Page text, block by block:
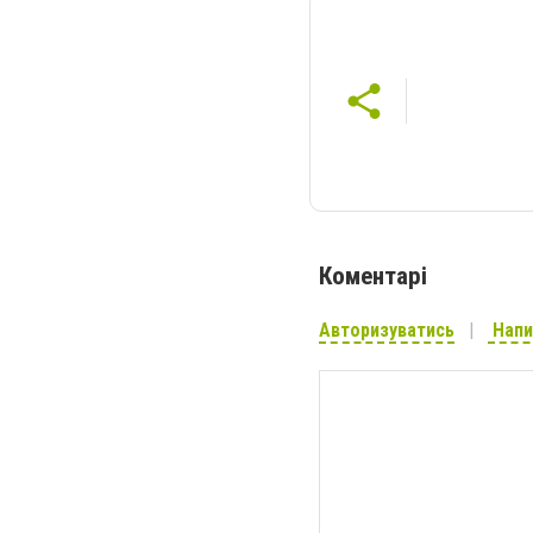
Коментарі
Авторизуватись